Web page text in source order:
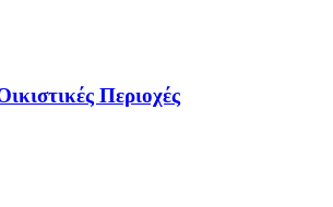
Περιοχές